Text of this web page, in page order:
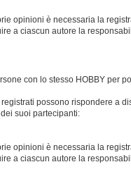
opinioni è necessaria la
a ciascun autore la
con lo stesso HOBBY per
possono rispondere a
suoi partecipanti:
opinioni è necessaria la
a ciascun autore la